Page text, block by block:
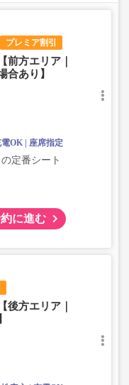
プレミア割引
前方エリア｜
合あり】
電OK 座席指定
定番シート
に進む
後方エリア｜